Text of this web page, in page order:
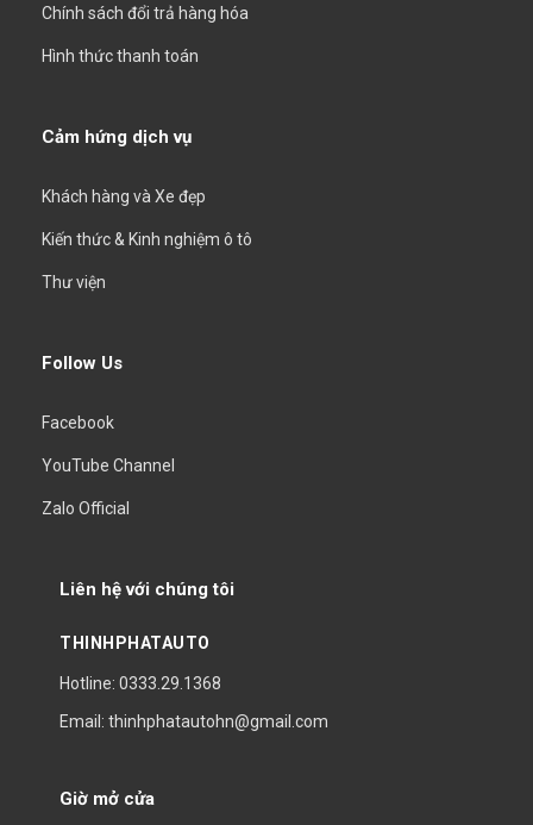
Chính sách đổi trả hàng hóa
Hình thức thanh toán
Cảm hứng dịch vụ
Khách hàng và Xe đẹp
Kiến thức & Kinh nghiệm ô tô
Thư viện
Follow Us
Facebook
YouTube Channel
Zalo Official
Liên hệ với chúng tôi
THINHPHATAUTO
Hotline: 0333.29.1368
Email: thinhphatautohn@gmail.com
Giờ mở cửa